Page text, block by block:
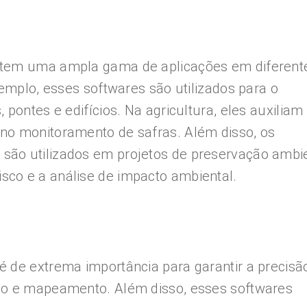
uma ampla gama de aplicações em
esses softwares são utilizados para o
pontes e edifícios. Na agricultura, eles auxiliam
monitoramento de safras. Além disso, os
utilizados em projetos de preservação
e a análise de impacto ambiental.
de extrema importância para garantir a
e mapeamento. Além disso, esses softwares